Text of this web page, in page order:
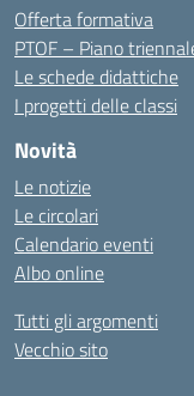
Offerta formativa
PTOF – Piano
Le schede didattiche
I progetti delle classi
Novità
Le notizie
Le circolari
Calendario eventi
Albo online
Tutti gli argomenti
Vecchio sito